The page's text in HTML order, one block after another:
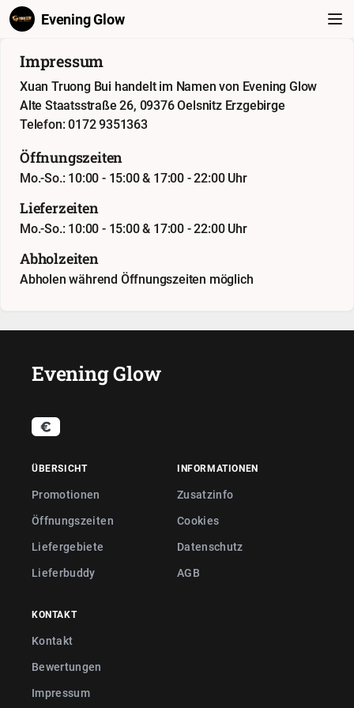
Evening Glow
Impressum
Xuan Truong Bui handelt im Namen von Evening Glow
Alte Staatsstraße 26, 09376 Oelsnitz Erzgebirge
Telefon: 0172 9351363
Öffnungszeiten
Mo.-So.: 10:00 - 15:00 & 17:00 - 22:00 Uhr
Lieferzeiten
Mo.-So.: 10:00 - 15:00 & 17:00 - 22:00 Uhr
Abholzeiten
Abholen während Öffnungszeiten möglich
Evening Glow
ÜBERSICHT
Promotionen
Öffnungszeiten
Liefergebiete
Lieferbuddy
INFORMATIONEN
Zusatzinfo
Cookies
Datenschutz
AGB
KONTAKT
Kontakt
Bewertungen
Impressum